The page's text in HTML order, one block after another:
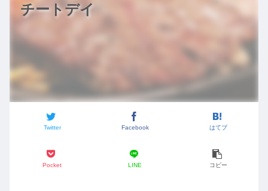
チートデイ
Twitter Facebook はてブ
Pocket LINE コピー